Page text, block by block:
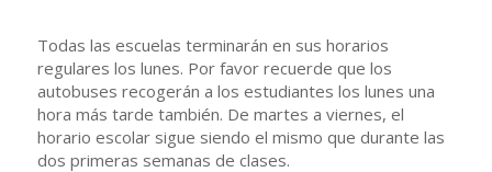
Todas las escuelas terminarán en sus horarios
regulares los lunes. Por favor recuerde que los
autobuses recogerán a los estudiantes los lunes una
hora más tarde también. De martes a viernes, el
horario escolar sigue siendo el mismo que durante las
dos primeras semanas de clases.